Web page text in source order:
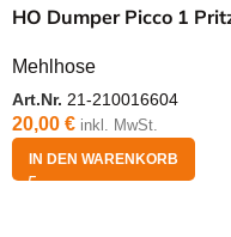
HO Dumper Picco 1
Mehlhose
Art.Nr. 21-210016604
20,00 € inkl. MwSt.
IN DEN WARENKORB